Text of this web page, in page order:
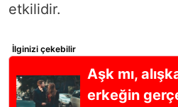
etkilidir.
İlginizi çekebilir
Aşk mı,
erkeğin